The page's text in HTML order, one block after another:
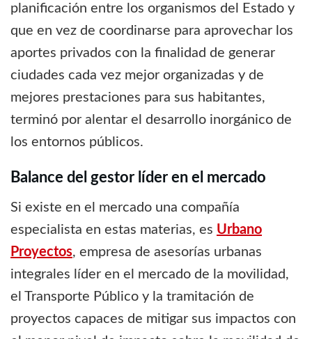
planificación entre los organismos del Estado y
que en vez de coordinarse para aprovechar los
aportes privados con la finalidad de generar
ciudades cada vez mejor organizadas y de
mejores prestaciones para sus habitantes,
terminó por alentar el desarrollo inorgánico de
los entornos públicos.
Balance del gestor líder en el mercado
Si existe en el mercado una compañía
especialista en estas materias, es Urbano
Proyectos, empresa de asesorías urbanas
integrales líder en el mercado de la movilidad,
el Transporte Público y la tramitación de
proyectos capaces de mitigar sus impactos con